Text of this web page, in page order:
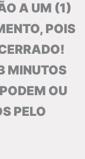
A UM (1)
POIS
MINUTOS
OU
PELO